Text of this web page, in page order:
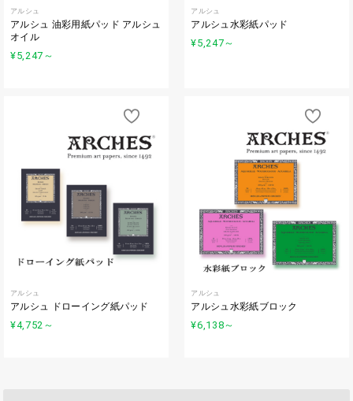
アルシュ
アルシュ 油彩用紙パッド アルシュ
オイル
¥5,247 ～
アルシュ
アルシュ水彩紙パッド
¥5,247～
アルシュ
アルシュ ドローイング紙パッド
¥4,752 ～
アルシュ
アルシュ水彩紙ブロック
¥6,138～